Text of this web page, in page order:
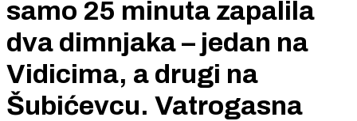
samo 25 minuta zapalila
dva dimnjaka – jedan na
Vidicima, a drugi na
Šubićevcu. Vatrogasna